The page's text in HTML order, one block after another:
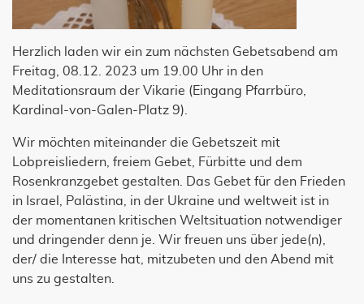
Herzlich laden wir ein zum nächsten Gebetsabend am
Freitag, 08.12. 2023 um 19.00 Uhr in den
Meditationsraum der Vikarie (Eingang Pfarrbüro,
Kardinal-von-Galen-Platz 9).
Wir möchten miteinander die Gebetszeit mit
Lobpreisliedern, freiem Gebet, Fürbitte und dem
Rosenkranzgebet gestalten. Das Gebet für den Frieden
in Israel, Palästina, in der Ukraine und weltweit ist in
der momentanen kritischen Weltsituation notwendiger
und dringender denn je. Wir freuen uns über jede(n),
der/ die Interesse hat, mitzubeten und den Abend mit
uns zu gestalten.